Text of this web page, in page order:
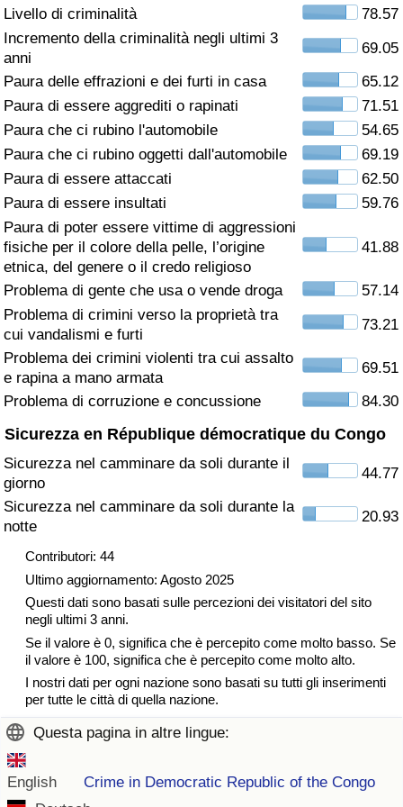
Livello di criminalità
78.57
Incremento della criminalità negli ultimi 3
anni
69.05
Paura delle effrazioni e dei furti in casa
65.12
Paura di essere aggrediti o rapinati
71.51
Paura che ci rubino l'automobile
54.65
Paura che ci rubino oggetti dall'automobile
69.19
Paura di essere attaccati
62.50
Paura di essere insultati
59.76
Paura di poter essere vittime di aggressioni
fisiche per il colore della pelle, l’origine
etnica, del genere o il credo religioso
41.88
Problema di gente che usa o vende droga
57.14
Problema di crimini verso la proprietà tra
cui vandalismi e furti
73.21
Problema dei crimini violenti tra cui assalto
e rapina a mano armata
69.51
Problema di corruzione e concussione
84.30
Sicurezza en République démocratique du Congo
Sicurezza nel camminare da soli durante il
giorno
44.77
Sicurezza nel camminare da soli durante la
notte
20.93
Contributori: 44
Ultimo aggiornamento: Agosto 2025
Questi dati sono basati sulle percezioni dei visitatori del sito
negli ultimi 3 anni.
Se il valore è 0, significa che è percepito come molto basso. Se
il valore è 100, significa che è percepito come molto alto.
I nostri dati per ogni nazione sono basati su tutti gli inserimenti
per tutte le città di quella nazione.
Questa pagina in altre lingue:
English
Crime in Democratic Republic of the Congo
Assistenza Sanitaria
Indice dell’Assistenza Sanitaria (Corrente)
Indice dell’Assistenza Sanitaria
Indice dell’Assistenza Sanitaria per
Inquinamento
Indice dell’Inquinamento (Corrente)
Indice di inquinamento
Indice dell’Inquinamento per Nazione
Indice del Traffico
Indice del traffico (Corrente)
Indice del traffico per Nazione